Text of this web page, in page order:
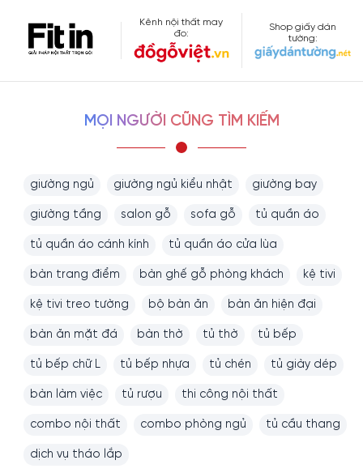
Kênh nội thất may
đo:
Shop giấy dán
tường:
MỌI NGƯỜI CŨNG TÌM KIẾM
giường ngủ giường ngủ kiểu nhật giường bay
giường tầng salon gỗ sofa gỗ tủ quần áo
tủ quần áo cánh kính tủ quần áo cửa lùa
bàn trang điểm bàn ghế gỗ phòng khách kệ tivi
kệ tivi treo tường bộ bàn ăn bàn ăn hiện đại
bàn ăn mặt đá bàn thờ tủ thờ tủ bếp
tủ bếp chữ L tủ bếp nhựa tủ chén tủ giày dép
bàn làm việc tủ rượu thi công nội thất
combo nội thất combo phòng ngủ tủ cầu thang
dịch vụ tháo lắp